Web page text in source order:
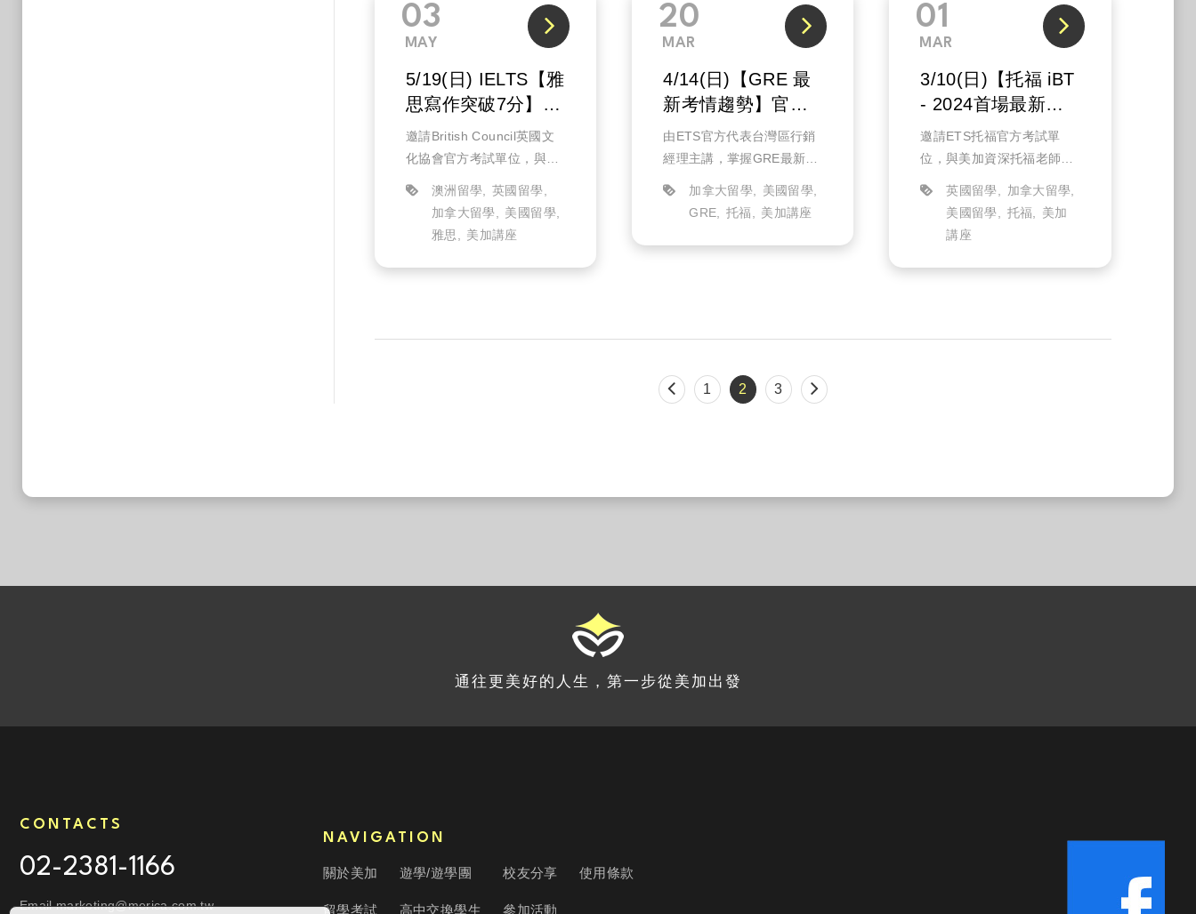
03
MAY
5/19(日) IELTS【雅
思寫作突破7分】官
方講座(實體)
邀請British Council英國文
化協會官方考試單位，與美
澳洲留學
英國留學
加拿大留學
美國留學
雅思
美加講座
20
MAR
4/14(日)【GRE 最
新考情趨勢】官方
講座
由ETS官方代表台灣區行銷
經理主講，掌握GRE最新考
略，限時免費公開課！
加拿大留學
美國留學
GRE
托福 美加講座
01
MAR
3/10(日)【托福 iBT
- 2024首場最新考
情】分享會
邀請ETS托福官方考試單
位，與美加資深托福老師強
英國留學
加拿大留學
美國留學
托福
美加
講座
1 2 3
通往更美好的人生，第一步從美加出發
CONTACTS
02-2381-1166
Email marketing@merica.com.tw
NAVIGATION
關於美加
留學考試
遊學/遊學團
高中交換學生
校友分享
參加活動
使用條款